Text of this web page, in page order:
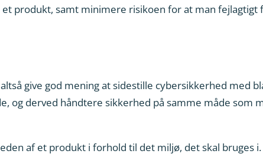
produkt, samt minimere risikoen for at man
give god mening at sidestille cybersikkerhed med
og derved håndtere sikkerhed på samme måde som
af et produkt i forhold til det miljø, det skal bruges